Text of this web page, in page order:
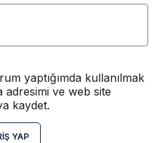
yaptığımda kullanılmak
adresimi ve web site
kaydet.
YAP